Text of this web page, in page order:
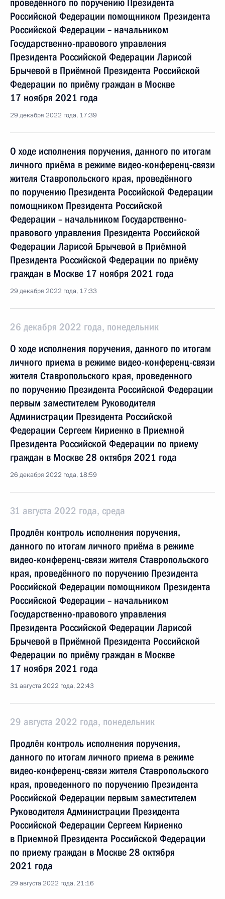
проведённого по поручению Президента
Российской Федерации помощником Президента
Российской Федерации – начальником
Государственно-правового управления
Президента Российской Федерации Ларисой
Брычевой в Приёмной Президента Российской
Федерации по приёму граждан в Москве
17 ноября 2021 года
29 декабря 2022 года, 17:39
О ходе исполнения поручения, данного по итогам
личного приёма в режиме видео-конференц-связи
жителя Ставропольского края, проведённого
по поручению Президента Российской Федерации
помощником Президента Российской
Федерации – начальником Государственно-
правового управления Президента Российской
Федерации Ларисой Брычевой в Приёмной
Президента Российской Федерации по приёму
граждан в Москве 17 ноября 2021 года
29 декабря 2022 года, 17:33
26 декабря 2022 года, понедельник
О ходе исполнения поручения, данного по итогам
личного приема в режиме видео-конференц-связи
жителя Ставропольского края, проведенного
по поручению Президента Российской Федерации
первым заместителем Руководителя
Администрации Президента Российской
Федерации Сергеем Кириенко в Приемной
Президента Российской Федерации по приему
граждан в Москве 28 октября 2021 года
26 декабря 2022 года, 18:59
31 августа 2022 года, среда
Продлён контроль исполнения поручения,
данного по итогам личного приёма в режиме
видео-конференц-связи жителя Ставропольского
края, проведённого по поручению Президента
Российской Федерации помощником Президента
Российской Федерации – начальником
Государственно-правового управления
Президента Российской Федерации Ларисой
Брычевой в Приёмной Президента Российской
Федерации по приёму граждан в Москве
17 ноября 2021 года
31 августа 2022 года, 22:43
29 августа 2022 года, понедельник
Продлён контроль исполнения поручения,
данного по итогам личного приема в режиме
видео-конференц-связи жителя Ставропольского
края, проведенного по поручению Президента
Российской Федерации первым заместителем
Руководителя Администрации Президента
Российской Федерации Сергеем Кириенко
в Приемной Президента Российской Федерации
по приему граждан в Москве 28 октября
2021 года
29 августа 2022 года, 21:16